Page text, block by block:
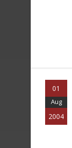
01
Aug
2004